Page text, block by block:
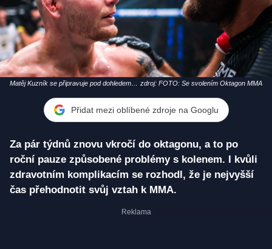
Matěj Kuzník se připravuje pod dohledem
zdroj: FOTO: Se svolením Oktagon MMA
Přidat mezi oblíbené zdroje na Googlu
Za pár týdnů znovu vkročí do oktagonu, a to po
roční pauze způsobené problémy s kolenem. I kvůli
zdravotním komplikacím se rozhodl, že je nejvyšší
čas přehodnotit svůj vztah k MMA.